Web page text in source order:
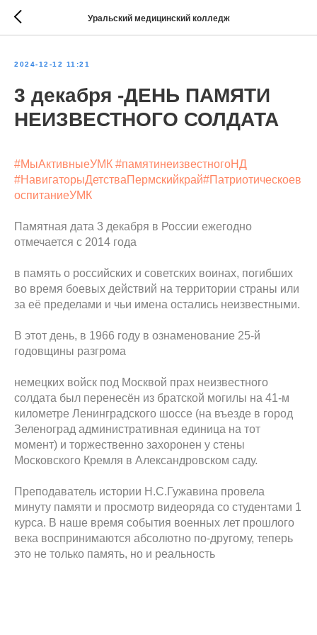
Уральский медицинский колледж
2024-12-12 11:21
3 декабря -ДЕНЬ ПАМЯТИ
НЕИЗВЕСТНОГО СОЛДАТА
#МыАктивныеУМК #памятинеизвестногоНД
#НавигаторыДетстваПермскийкрай#Патриотическоев
оспитаниеУМК
Памятная дата 3 декабря в России ежегодно
отмечается с 2014 года
в память о российских и советских воинах, погибших
во время боевых действий на территории страны или
за её пределами и чьи имена остались неизвестными.
В этот день, в 1966 году в ознаменование 25-й
годовщины разгрома
немецких войск под Москвой прах неизвестного
солдата был перенесён из братской могилы на 41-м
километре Ленинградского шоссе (на въезде в город
Зеленоград административная единица на тот
момент) и торжественно захоронен у стены
Московского Кремля в Александровском саду.
Преподаватель истории Н.С.Гужавина провела
минуту памяти и просмотр видеоряда со студентами 1
курса. В наше время события военных лет прошлого
века воспринимаются абсолютно по-другому, теперь
это не только память, но и реальность